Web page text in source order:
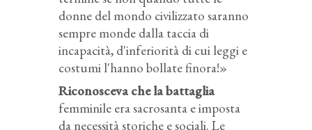
donne del mondo civilizzato saranno
sempre monde dalla taccia di
incapacità, d'inferiorità di cui leggi e
costumi l'hanno bollate finora!»
Riconosceva che la battaglia
femminile era sacrosanta e imposta
da necessità storiche e sociali. Le